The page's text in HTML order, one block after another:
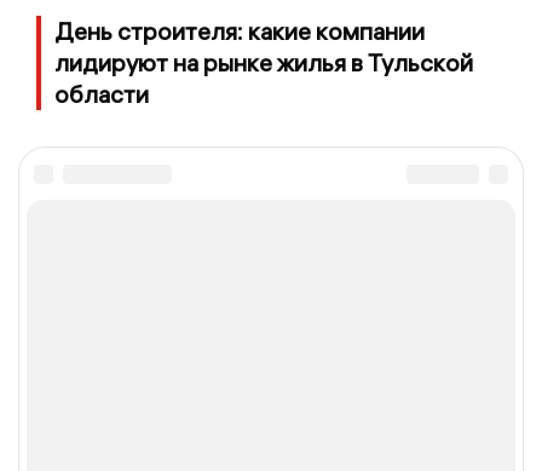
День строителя: какие компании
лидируют на рынке жилья в Тульской
области